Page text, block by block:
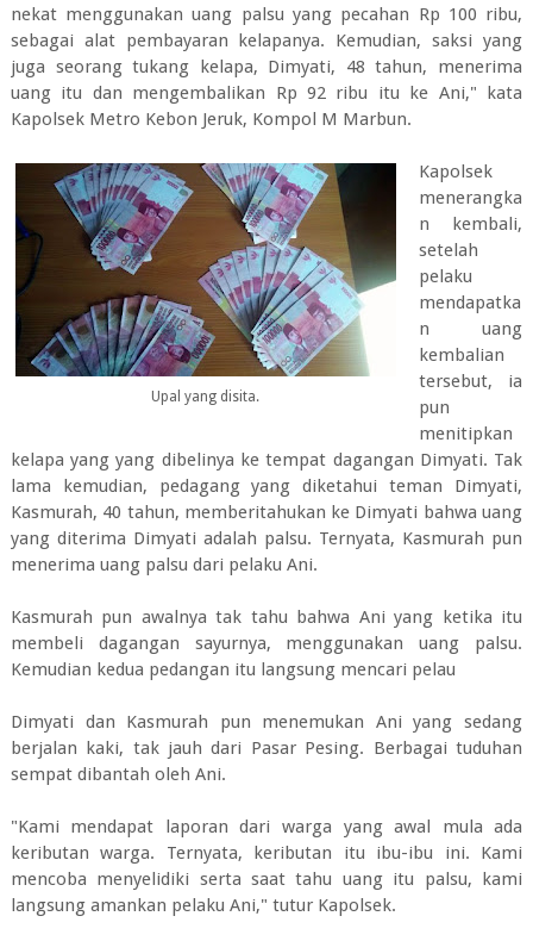
nekat menggunakan uang palsu yang pecahan Rp 100 ribu,
sebagai alat pembayaran kelapanya. Kemudian, saksi yang
juga seorang tukang kelapa, Dimyati, 48 tahun, menerima
uang itu dan mengembalikan Rp 92 ribu itu ke Ani," kata
Kapolsek Metro Kebon Jeruk, Kompol M Marbun.
Upal yang disita.
Kapolsek
menerangka
n kembali,
setelah
pelaku
mendapatka
n uang
kembalian
tersebut, ia
pun
menitipkan
kelapa yang yang dibelinya ke tempat dagangan Dimyati. Tak
lama kemudian, pedagang yang diketahui teman Dimyati,
Kasmurah, 40 tahun, memberitahukan ke Dimyati bahwa uang
yang diterima Dimyati adalah palsu. Ternyata, Kasmurah pun
menerima uang palsu dari pelaku Ani.
Kasmurah pun awalnya tak tahu bahwa Ani yang ketika itu
membeli dagangan sayurnya, menggunakan uang palsu.
Kemudian kedua pedangan itu langsung mencari pelau
Dimyati dan Kasmurah pun menemukan Ani yang sedang
berjalan kaki, tak jauh dari Pasar Pesing. Berbagai tuduhan
sempat dibantah oleh Ani.
"Kami mendapat laporan dari warga yang awal mula ada
keributan warga. Ternyata, keributan itu ibu-ibu ini. Kami
mencoba menyelidiki serta saat tahu uang itu palsu, kami
langsung amankan pelaku Ani," tutur Kapolsek.